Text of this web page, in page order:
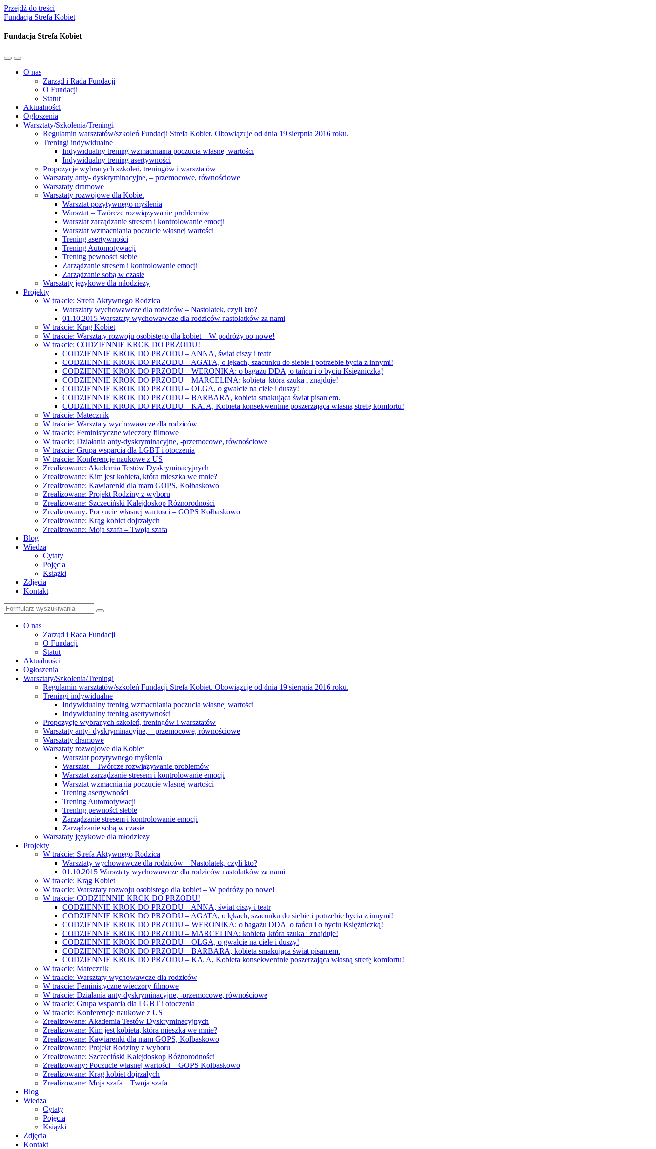
Przejdź do treści
Fundacja Strefa Kobiet
Fundacja Strefa Kobiet
Przełącz
mobilne
Przełącz
pole
wyszukiwania
O nas
Zarząd i Rada Fundacji
O Fundacji
Statut
Aktualności
Ogłoszenia
Warsztaty/Szkolenia/Treningi
Regulamin warsztatów/szkoleń Fundacji Strefa Kobiet. Obowiązuje od dnia 19 sierpnia 2016 roku.
Treningi indywidualne
Indywidualny trening wzmacniania poczucia własnej wartości
Indywidualny trening asertywności
Propozycje wybranych szkoleń, treningów i warsztatów
Warsztaty anty- dyskryminacyjne, – przemocowe, równościowe
Warsztaty dramowe
Warsztaty rozwojowe dla Kobiet
Warsztat pozytywnego myślenia
Warsztat – Twórcze rozwiązywanie problemów
Warsztat zarządzanie stresem i kontrolowanie emocji
Warsztat wzmacniania poczucie własnej wartości
Trening asertywności
Trening Automotywacji
Trening pewności siebie
Zarządzanie stresem i kontrolowanie emocji
Zarządzanie sobą w czasie
Warsztaty językowe dla młodziezy
Projekty
W trakcie: Strefa Aktywnego Rodzica
Warsztaty wychowawcze dla rodziców – Nastolatek, czyli kto?
01.10.2015 Warsztaty wychowawcze dla rodziców nastolatków za nami
W trakcie: Krąg Kobiet
W trakcie: Warsztaty rozwoju osobistego dla kobiet – W podróży po nowe!
W trakcie: CODZIENNIE KROK DO PRZODU!
CODZIENNIE KROK DO PRZODU – ANNA, świat ciszy i teatr
CODZIENNIE KROK DO PRZODU – AGATA, o lękach, szacunku do siebie i potrzebie bycia z innymi!
CODZIENNIE KROK DO PRZODU – WERONIKA: o bagażu DDA, o tańcu i o byciu Księżniczką!
CODZIENNIE KROK DO PRZODU – MARCELINA: kobieta, która szuka i znajduje!
CODZIENNIE KROK DO PRZODU – OLGA, o gwałcie na ciele i duszy!
CODZIENNIE KROK DO PRZODU – BARBARA, kobieta smakująca świat pisaniem.
CODZIENNIE KROK DO PRZODU – KAJA, Kobieta konsekwentnie poszerzająca własną strefę komfortu!
W trakcie: Matecznik
W trakcie: Warsztaty wychowawcze dla rodziców
W trakcie: Feministyczne wieczory filmowe
W trakcie: Działania anty-dyskryminacyjne, -przemocowe, równościowe
W trakcie: Grupa wsparcia dla LGBT i otoczenia
W trakcie: Konferencje naukowe z US
Zrealizowane: Akademia Testów Dyskryminacyjnych
Zrealizowane: Kim jest kobieta, która mieszka we mnie?
Zrealizowane: Kawiarenki dla mam GOPS, Kołbaskowo
Zrealizowane: Projekt Rodziny z wyboru
Zrealizowane: Szczeciński Kalejdoskop Różnorodności
Zrealizowany: Poczucie własnej wartości – GOPS Kołbaskowo
Zrealizowane: Krąg kobiet dojrzałych
Zrealizowane: Moja szafa – Twoja szafa
Blog
Wiedza
Cytaty
Pojęcia
Książki
Zdjęcia
Kontakt
Szukaj
O nas
Zarząd i Rada Fundacji
O Fundacji
Statut
Aktualności
Ogłoszenia
Warsztaty/Szkolenia/Treningi
Regulamin warsztatów/szkoleń Fundacji Strefa Kobiet. Obowiązuje od dnia 19 sierpnia 2016 roku.
Treningi indywidualne
Indywidualny trening wzmacniania poczucia własnej wartości
Indywidualny trening asertywności
Propozycje wybranych szkoleń, treningów i warsztatów
Warsztaty anty- dyskryminacyjne, – przemocowe, równościowe
Warsztaty dramowe
Warsztaty rozwojowe dla Kobiet
Warsztat pozytywnego myślenia
Warsztat – Twórcze rozwiązywanie problemów
Warsztat zarządzanie stresem i kontrolowanie emocji
Warsztat wzmacniania poczucie własnej wartości
Trening asertywności
Trening Automotywacji
Trening pewności siebie
Zarządzanie stresem i kontrolowanie emocji
Zarządzanie sobą w czasie
Warsztaty językowe dla młodziezy
Projekty
W trakcie: Strefa Aktywnego Rodzica
Warsztaty wychowawcze dla rodziców – Nastolatek, czyli kto?
01.10.2015 Warsztaty wychowawcze dla rodziców nastolatków za nami
W trakcie: Krąg Kobiet
W trakcie: Warsztaty rozwoju osobistego dla kobiet – W podróży po nowe!
W trakcie: CODZIENNIE KROK DO PRZODU!
CODZIENNIE KROK DO PRZODU – ANNA, świat ciszy i teatr
CODZIENNIE KROK DO PRZODU – AGATA, o lękach, szacunku do siebie i potrzebie bycia z innymi!
CODZIENNIE KROK DO PRZODU – WERONIKA: o bagażu DDA, o tańcu i o byciu Księżniczką!
CODZIENNIE KROK DO PRZODU – MARCELINA: kobieta, która szuka i znajduje!
CODZIENNIE KROK DO PRZODU – OLGA, o gwałcie na ciele i duszy!
CODZIENNIE KROK DO PRZODU – BARBARA, kobieta smakująca świat pisaniem.
CODZIENNIE KROK DO PRZODU – KAJA, Kobieta konsekwentnie poszerzająca własną strefę komfortu!
W trakcie: Matecznik
W trakcie: Warsztaty wychowawcze dla rodziców
W trakcie: Feministyczne wieczory filmowe
W trakcie: Działania anty-dyskryminacyjne, -przemocowe, równościowe
W trakcie: Grupa wsparcia dla LGBT i otoczenia
W trakcie: Konferencje naukowe z US
Zrealizowane: Akademia Testów Dyskryminacyjnych
Zrealizowane: Kim jest kobieta, która mieszka we mnie?
Zrealizowane: Kawiarenki dla mam GOPS, Kołbaskowo
Zrealizowane: Projekt Rodziny z wyboru
Zrealizowane: Szczeciński Kalejdoskop Różnorodności
Zrealizowany: Poczucie własnej wartości – GOPS Kołbaskowo
Zrealizowane: Krąg kobiet dojrzałych
Zrealizowane: Moja szafa – Twoja szafa
Blog
Wiedza
Cytaty
Pojęcia
Książki
Zdjęcia
Kontakt